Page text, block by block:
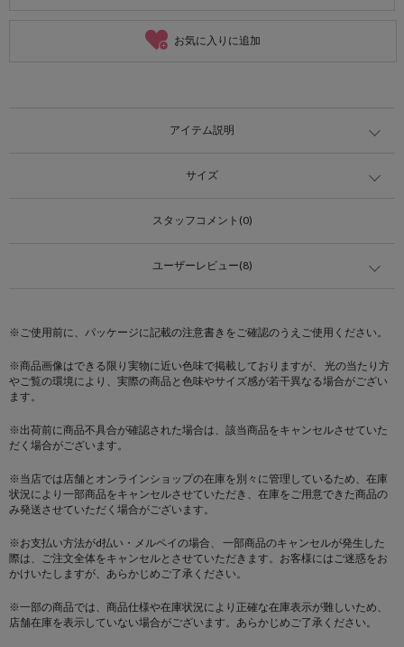
お気に入りに追加
アイテム説明
サイズ
スタッフコメント(0)
ユーザーレビュー(8)
※ご使用前に、パッケージに記載の注意書きをご確認のうえご使用ください。
※商品画像はできる限り実物に近い色味で掲載しておりますが、 光の当たり方
やご覧の環境により、実際の商品と色味やサイズ感が若干異なる場合がござい
ます。
※出荷前に商品不具合が確認された場合は、該当商品をキャンセルさせていた
だく場合がございます。
※当店では店舗とオンラインショップの在庫を別々に管理しているため、在庫
状況により一部商品をキャンセルさせていただき、在庫をご用意できた商品の
み発送させていただく場合がございます。
※お支払い方法がd払い・メルペイの場合、 一部商品のキャンセルが発生した
際は、ご注文全体をキャンセルとさせていただきます。お客様にはご迷惑をお
かけいたしますが、あらかじめご了承ください。
※一部の商品では、商品仕様や在庫状況により正確な在庫表示が難しいため、
店舗在庫を表示していない場合がございます。あらかじめご了承ください。